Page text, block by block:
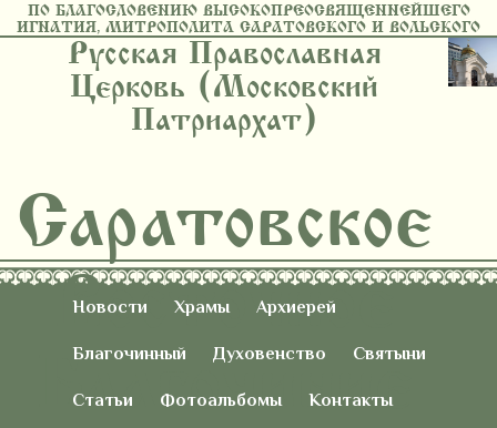
ПО БЛАГОСЛОВЕНИЮ ВЫСОКОПРЕОСВЯЩЕННЕЙШЕГО
ИГНАТИЯ, МИТРОПОЛИТА САРАТОВСКОГО И ВОЛЬСКОГО
Русская Православная
Церковь (Московский
Патриархат)
Саратовское
Восточное
Благочиние
Новости Храмы
Архиерей
Благочинный
Духовенство
Святыни
Статьи
Фотоальбомы Контакты